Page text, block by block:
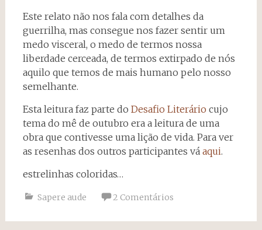
Este relato não nos fala com detalhes da
guerrilha, mas consegue nos fazer sentir um
medo visceral, o medo de termos nossa
liberdade cerceada, de termos extirpado de nós
aquilo que temos de mais humano pelo nosso
semelhante.
Esta leitura faz parte do Desafio Literário cujo
tema do mê de outubro era a leitura de uma
obra que contivesse uma lição de vida. Para ver
as resenhas dos outros participantes vá aqui.
estrelinhas coloridas…
Sapere aude 2 Comentários